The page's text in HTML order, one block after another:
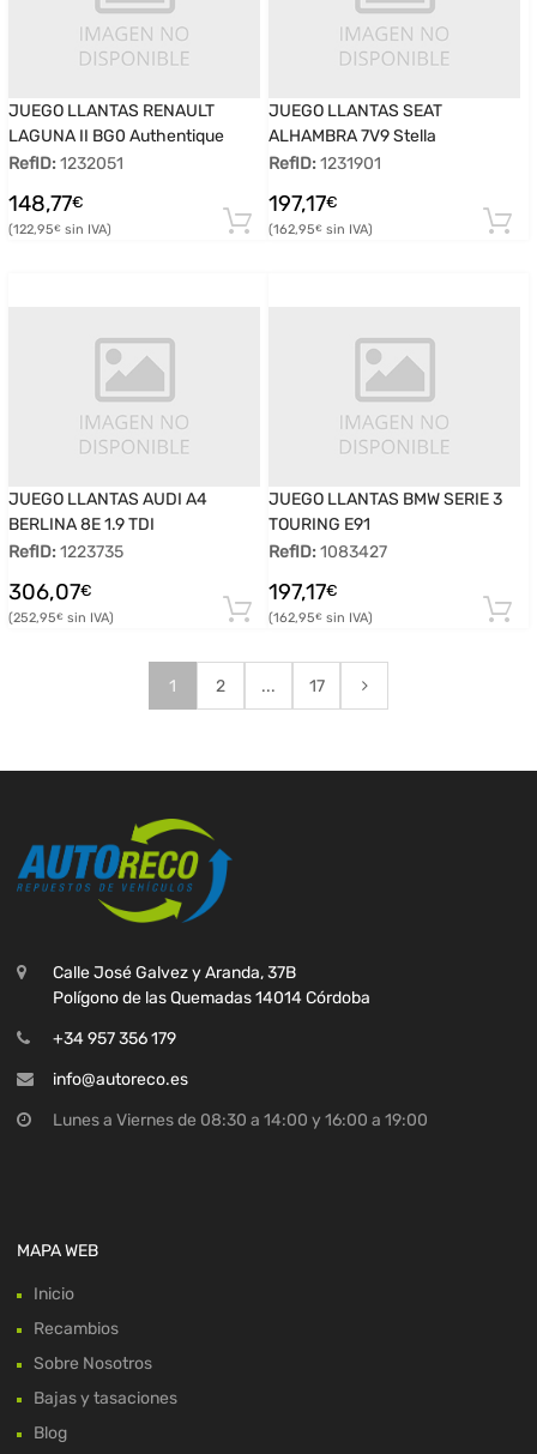
JUEGO LLANTAS RENAULT
LAGUNA II BG0 Authentique
RefID: 1232051
148,77€
122,95€
JUEGO LLANTAS SEAT
ALHAMBRA 7V9 Stella
RefID: 1231901
197,17€
162,95€
JUEGO LLANTAS AUDI A4
BERLINA 8E 1.9 TDI
RefID: 1223735
306,07€
252,95€
JUEGO LLANTAS BMW SERIE 3
TOURING E91
RefID: 1083427
197,17€
162,95€
1 2 ... 17
Calle José Galvez y Aranda, 37B
Polígono de las Quemadas 14014 Córdoba
+34 957 356 179
info@autoreco.es
Lunes a Viernes de 08:30 a 14:00 y 16:00 a 19:00
MAPA WEB
Inicio
Recambios
Sobre Nosotros
Bajas y tasaciones
Blog